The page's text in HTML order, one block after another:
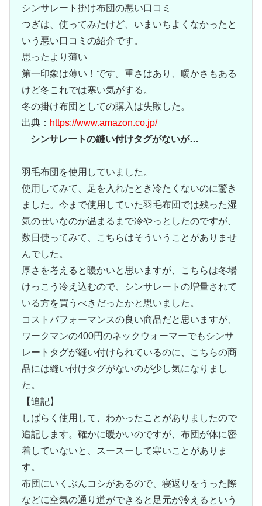
シンサレート掛け布団の悪い口コミ
つぎは、使ってみたけど、いまいちよくなかったと
いう悪い口コミの紹介です。
思ったより薄い
第一印象は薄い！です。重さはあり、暖かさもある
けど冬これでは寒い気がする。
冬の掛け布団としての購入は失敗した。
出典： https://www.amazon.co.jp/
シンサレートの縫い付けタグがないが…
羽毛布団を使用していました。
使用してみて、足を入れたとき冷たくないのに驚き
ました。今まで使用していた羽毛布団では残った湿
気のせいなのか温まるまで冷やっとしたのですが、
数日使ってみて、こちらはそういうことがありませ
んでした。
厚さを考えると暖かいと思いますが、こちらは冬場
けっこう冷え込むので、シンサレートの増量されて
いる方を買うべきだったかと思いました。
コストパフォーマンスの良い商品だと思いますが、
ワークマンの400円のネックウォーマーでもシンサ
レートタグが縫い付けられているのに、こちらの商
品には縫い付けタグがないのが少し気になりまし
た。
【追記】
しばらく使用して、わかったことがありましたので
追記します。確かに暖かいのですが、布団が体に密
着していないと、スースーして寒いことがありま
す。
布団にいくぶんコシがあるので、寝返りをうった際
などに空気の通り道ができると足元が冷えるという